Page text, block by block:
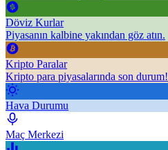
Döviz Kurlar
Piyasanın kalbine yakından göz atın.
Kripto Paralar
Kripto para piyasalarında son durum!
Hava Durumu
Maç Merkezi